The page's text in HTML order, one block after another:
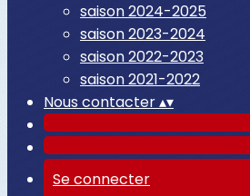
saison 2024-2025
saison 2023-2024
saison 2022-2023
saison 2021-2022
Nous contacter▴▾
Se connecter